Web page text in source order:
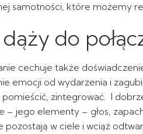
samotności, które możemy
do
cechuje także
emocji od wydarzenia i
zintegrować. I
– jego elementy – głos,
w ciele i wciąż